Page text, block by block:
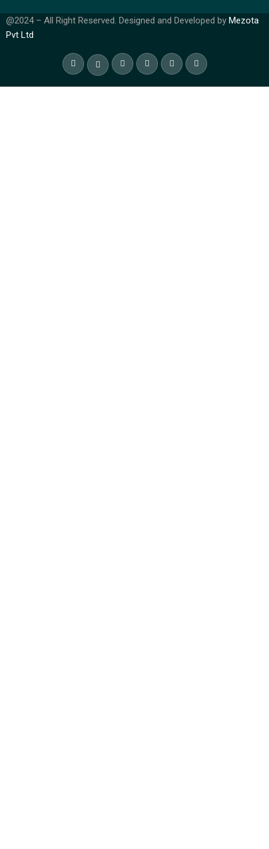
@2024 – All Right Reserved. Designed and Developed by Mezota
Pvt Ltd